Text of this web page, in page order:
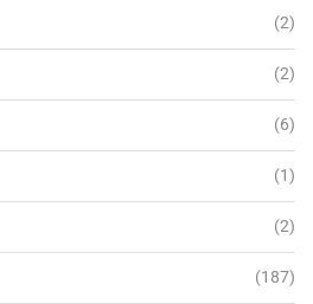
(2)
(2)
(6)
(1)
(2)
(187)